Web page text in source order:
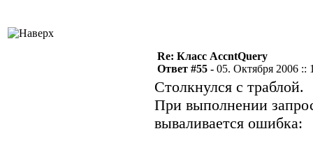
Re: Класс AccntQuery
Ответ #55 - 05. Октября 2006 ::
Столкнулся с траблой.
При выполнении
вываливается ошибка: